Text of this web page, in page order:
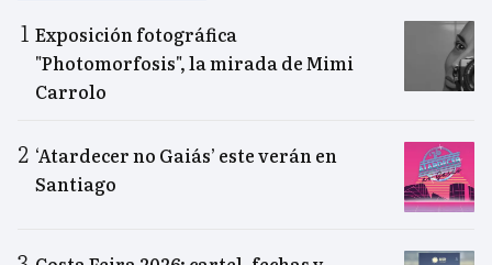
Exposición fotográfica
"Photomorfosis", la mirada de Mimi
Carrolo
‘Atardecer no Gaiás’ este verán en
Santiago